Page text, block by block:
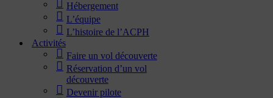
Hébergement
L’équipe
L’histoire de l’ACPH
Activités
Faire un vol découverte
Réservation d’un vol
découverte
Devenir pilote